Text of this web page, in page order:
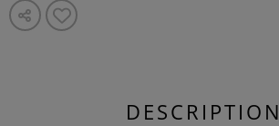
DESCRIPTION